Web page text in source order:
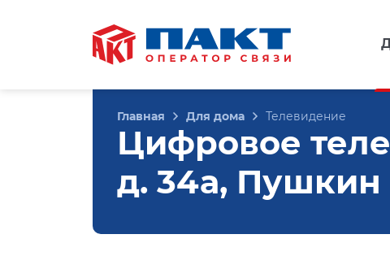
Главная Для дома Телевидение
Цифровое
д. 34а, Пушкин